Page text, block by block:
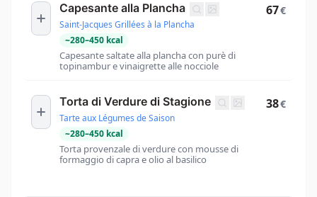
Capesante alla Plancha
Saint-Jacques Grillées à la Plancha
~280–450 kcal
Capesante saltate alla plancha con purè di
topinambur e vinaigrette alle nocciole
67€
Torta di Verdure di Stagione
Tarte aux Légumes de Saison
~280–450 kcal
Torta provenzale di verdure con mousse di
formaggio di capra e olio al basilico
38€